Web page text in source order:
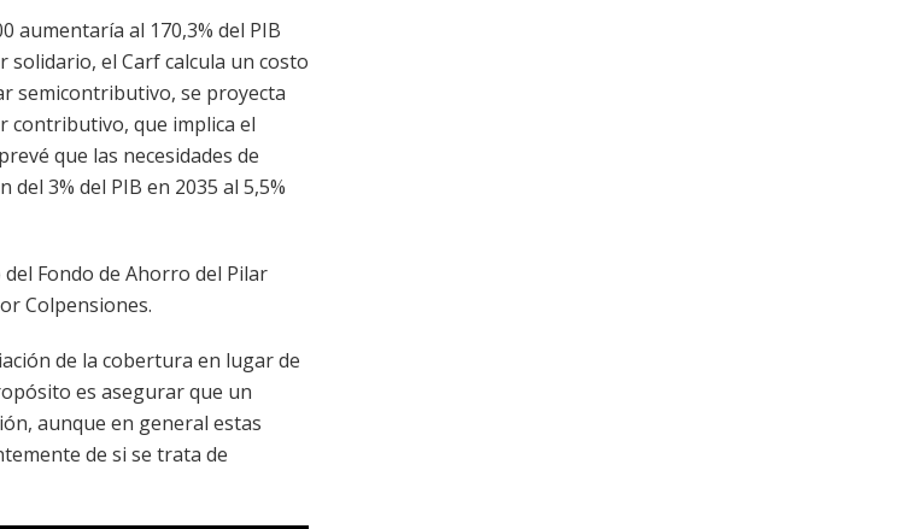
aumentaría al 170,3% del PIB
solidario, el Carf calcula un costo
semicontributivo, se proyecta
contributivo, que implica el
que las necesidades de
3% del PIB en 2035 al 5,5%
Fondo de Ahorro del Pilar
Colpensiones.
de la cobertura en lugar de
es asegurar que un
aunque en general estas
de si se trata de